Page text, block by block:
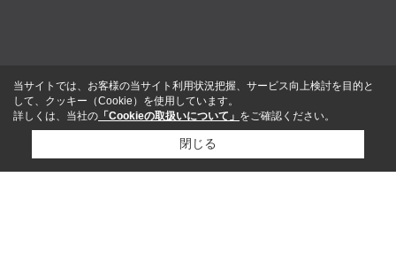
当サイトでは、お客様の当サイト利用状況把握、サービス向上検討を目的と
して、クッキー（Cookie）を使用しています。
詳しくは、当社の 「Cookieの取扱いについて」 をご確認ください。
閉じる